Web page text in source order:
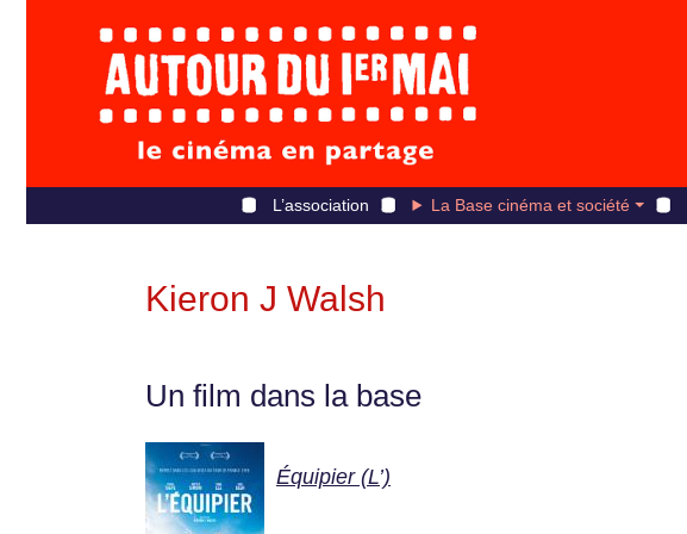
L’association La Base cinéma et société
Kieron J Walsh
Un film dans la base
Équipier (L’)